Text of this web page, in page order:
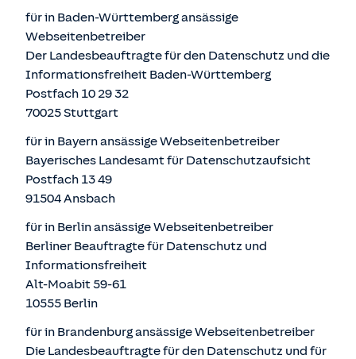
für in Baden-Württemberg ansässige
Webseitenbetreiber
Der Landesbeauftragte für den Datenschutz und die
Informationsfreiheit Baden-Württemberg
Postfach 10 29 32
70025 Stuttgart
für in Bayern ansässige Webseitenbetreiber
Bayerisches Landesamt für Datenschutzaufsicht
Postfach 13 49
91504 Ansbach
für in Berlin ansässige Webseitenbetreiber
Berliner Beauftragte für Datenschutz und
Informationsfreiheit
Alt-Moabit 59-61
10555 Berlin
für in Brandenburg ansässige Webseitenbetreiber
Die Landesbeauftragte für den Datenschutz und für